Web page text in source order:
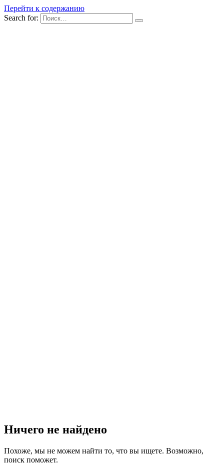
Перейти к содержанию
Search for:
Ничего не найдено
Похоже, мы не можем найти то, что вы ищете. Возможно,
поиск поможет.